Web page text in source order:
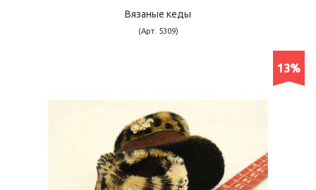
Вязаные кеды
(Арт. 5309)
13%